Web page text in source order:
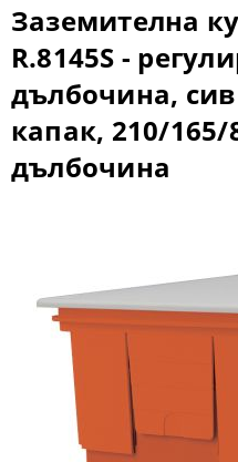
Заземителна
R.8145S -
дълбочина,
капак, 210/
дълбочина